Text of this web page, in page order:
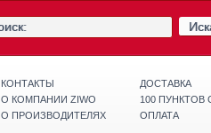
КОНТАКТЫ
О КОМПАНИИ ZIWO
О ПРОИЗВОДИТЕЛЯХ
ДОСТАВКА
100
ОПЛАТА